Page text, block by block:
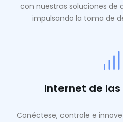
con nuestras soluciones de
impulsando la toma de
Internet de las
Conéctese, controle e